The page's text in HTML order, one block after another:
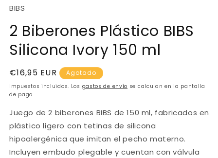
ventana
BIBS
2 Biberones Plástico BIBS
Silicona Ivory 150 ml
Precio
habitual
€16,95 EUR Agotado
Impuestos incluidos. Los gastos de envío se calculan en la pantalla
de pago.
Juego de 2 biberones BIBS de 150 ml, fabricados en
plástico ligero con tetinas de silicona
hipoalergénica que imitan el pecho materno.
Incluyen embudo plegable y cuentan con válvula